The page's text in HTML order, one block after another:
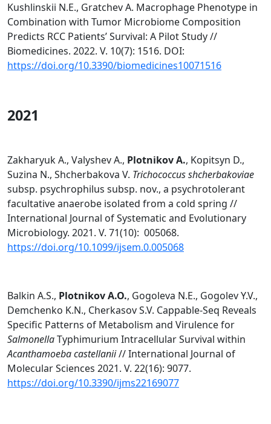
Kushlinskii N.E., Gratchev A. Macrophage Phenotype in
Combination with Tumor Microbiome Composition
Predicts RCC Patients’ Survival: A Pilot Study //
Biomedicines. 2022. V. 10(7): 1516. DOI:
https://doi.org/10.3390/biomedicines10071516
2021
Zakharyuk A., Valyshev A., Plotnikov A., Kopitsyn D.,
Suzina N., Shcherbakova V. Trichococcus shcherbakoviae
subsp. psychrophilus subsp. nov., a psychrotolerant
facultative anaerobe isolated from a cold spring //
International Journal of Systematic and Evolutionary
Microbiology. 2021. V. 71(10): 005068.
https://doi.org/10.1099/ijsem.0.005068
Balkin A.S., Plotnikov A.O., Gogoleva N.E., Gogolev Y.V.,
Demchenko K.N., Cherkasov S.V. Cappable-Seq Reveals
Specific Patterns of Metabolism and Virulence for
SalmonellaTyphimurium Intracellular Survival within
Acanthamoeba castellanii// International Journal of
Molecular Sciences 2021. V. 22(16): 9077.
https://doi.org/10.3390/ijms22169077